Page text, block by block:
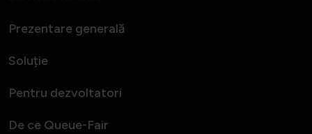
Prezentare generală
Soluție
Pentru dezvoltatori
De ce Queue-Fair